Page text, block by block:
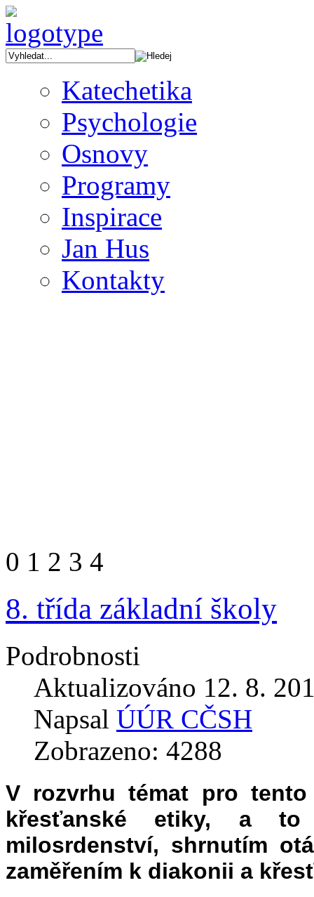
Katechetika
Psychologie
Osnovy
Programy
Inspirace
Jan Hus
Kontakty
0 1 2 3 4
8. třída základní školy
Podrobnosti
Aktualizováno 12. 8.
Napsal ÚÚR CČSH
Zobrazeno: 4288
V rozvrhu témat pro
křesťanské etiky, a to
milosrdenství, shrnutím
zaměřením k diakonii a